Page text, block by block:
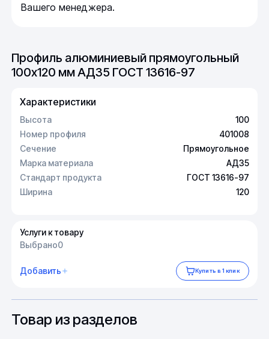
Вашего менеджера.
Профиль алюминиевый прямоугольный
100х120 мм АД35 ГОСТ 13616-97
Характеристики
Высота
100
Номер профиля
401008
Сечение
Прямоугольное
Марка материала
АД35
Стандарт продукта
ГОСТ 13616-97
Ширина
120
Услуги к товару
Выбрано0
Добавить Купить в 1 клик
Товар из разделов